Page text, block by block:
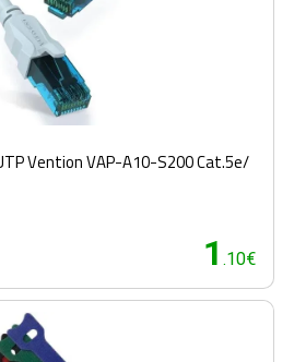
Vention VAP-A10-S200 Cat.5e/
1 .10€